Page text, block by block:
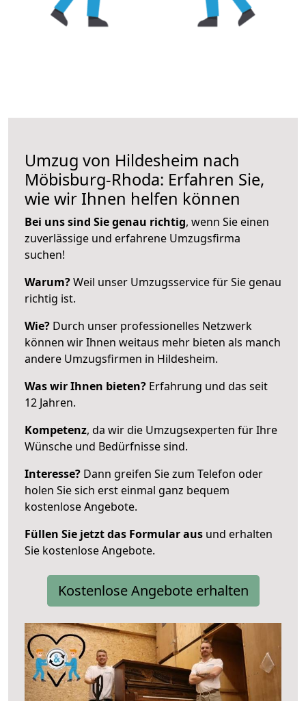
Umzug von Hildesheim nach
Möbisburg-Rhoda: Erfahren Sie,
wie wir Ihnen helfen können
Bei uns sind Sie genau richtig, wenn Sie einen
zuverlässige und erfahrene Umzugsfirma
suchen!
Warum?Weil unser Umzugsservice für Sie genau
richtig ist.
Wie? Durch unser professionelles Netzwerk
können wir Ihnen weitaus mehr bieten als manch
andere Umzugsfirmen in Hildesheim.
Was wir Ihnen bieten? Erfahrung und das seit
12 Jahren.
Kompetenz, da wir die Umzugsexperten für Ihre
Wünsche und Bedürfnisse sind.
Interesse? Dann greifen Sie zum Telefon oder
holen Sie sich erst einmal ganz bequem
kostenlose Angebote.
Füllen Sie jetzt das Formular aus und erhalten
Sie kostenlose Angebote.
Kostenlose Angebote erhalten